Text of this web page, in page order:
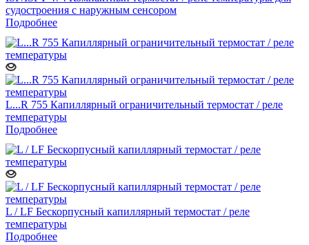
судостроения с наружным сенсором
Подробнее
L...R 755 Капиллярный ограничительный термостат / реле
температуры
Подробнее
L / LF Бескорпусный капиллярный термостат / реле
температуры
Подробнее